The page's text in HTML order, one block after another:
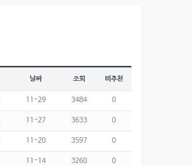
날짜 조회 비추천
11-29 3484 0
11-27 3633 0
11-20 3597 0
11-14 3260 0